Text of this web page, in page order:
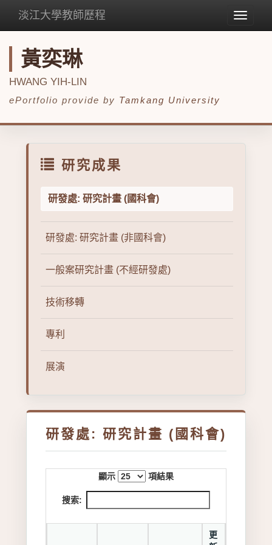
Toggle
淡江大學教師歷程
黃奕琳
HWANG YIH-LIN
ePortfolio provide by Tamkang University
研究成果
研發處: 研究計畫 (國科會)
研發處: 研究計畫 (非國科會)
一般案研究計畫 (不經研發處)
技術移轉
專利
展演
研發處: 研究計畫 (國科會)
顯示 項結果
搜索:
更